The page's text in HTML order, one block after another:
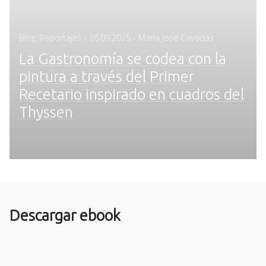
Blog Reportajes - Posted
26.09.2025 - Maria José Cavadas
La Gastronomía se codea con la
pintura a través del Primer
Recetario inspirado en cuadros del
Thyssen
Descargar ebook